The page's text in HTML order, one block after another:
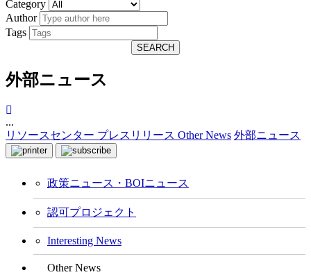
Category
Author
Tags
SEARCH
外部ニュース
...
リソースセンター プレスリリース Other News 外部ニュース
政策ニュース・BOIニュース
認可プロジェクト
Interesting News
Other News